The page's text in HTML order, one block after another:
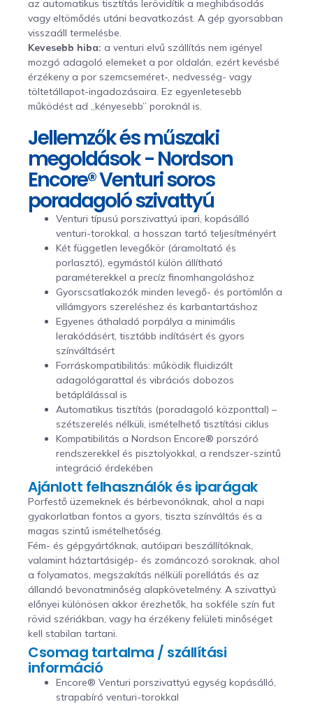
az automatikus tisztítás lerövidítik a meghibásodás
vagy eltömődés utáni beavatkozást. A gép gyorsabban
visszaáll termelésbe.
Kevesebb hiba: a venturi elvű szállítás nem igényel
mozgó adagoló elemeket a por oldalán, ezért kevésbé
érzékeny a por szemcseméret-, nedvesség- vagy
töltetállapot-ingadozásaira. Ez egyenletesebb
működést ad „kényesebb” poroknál is.
Jellemzők és műszaki
megoldások - Nordson
Encore® Venturi soros
poradagoló szivattyú
Venturi típusú porszivattyú ipari, kopásálló
venturi-torokkal, a hosszan tartó teljesítményért
Két független levegőkör (áramoltató és
porlasztó), egymástól külön állítható
paraméterekkel a precíz finomhangoláshoz
Gyorscsatlakozók minden levegő- és portömlőn a
villámgyors szereléshez és karbantartáshoz
Egyenes áthaladó porpálya a minimális
lerakódásért, tisztább indításért és gyors
színváltásért
Forráskompatibilitás: működik fluidizált
adagológarattal és vibrációs dobozos
betáplálással is
Automatikus tisztítás (poradagoló központtal) –
szétszerelés nélküli, ismételhető tisztítási ciklus
Kompatibilitás a Nordson Encore® porszóró
rendszerekkel és pisztolyokkal, a rendszer-szintű
integráció érdekében
Ajánlott felhasználók és iparágak
Porfestő üzemeknek és bérbevonóknak, ahol a napi
gyakorlatban fontos a gyors, tiszta színváltás és a
magas szintű ismételhetőség.
Fém- és gépgyártóknak, autóipari beszállítóknak,
valamint háztartásigép- és zománcozó soroknak, ahol
a folyamatos, megszakítás nélküli porellátás és az
állandó bevonatminőség alapkövetelmény. A szivattyú
előnyei különösen akkor érezhetők, ha sokféle szín fut
rövid szériákban, vagy ha érzékeny felületi minőséget
kell stabilan tartani.
Csomag tartalma / szállítási
információ
Encore® Venturi porszivattyú egység kopásálló,
strapabíró venturi-torokkal